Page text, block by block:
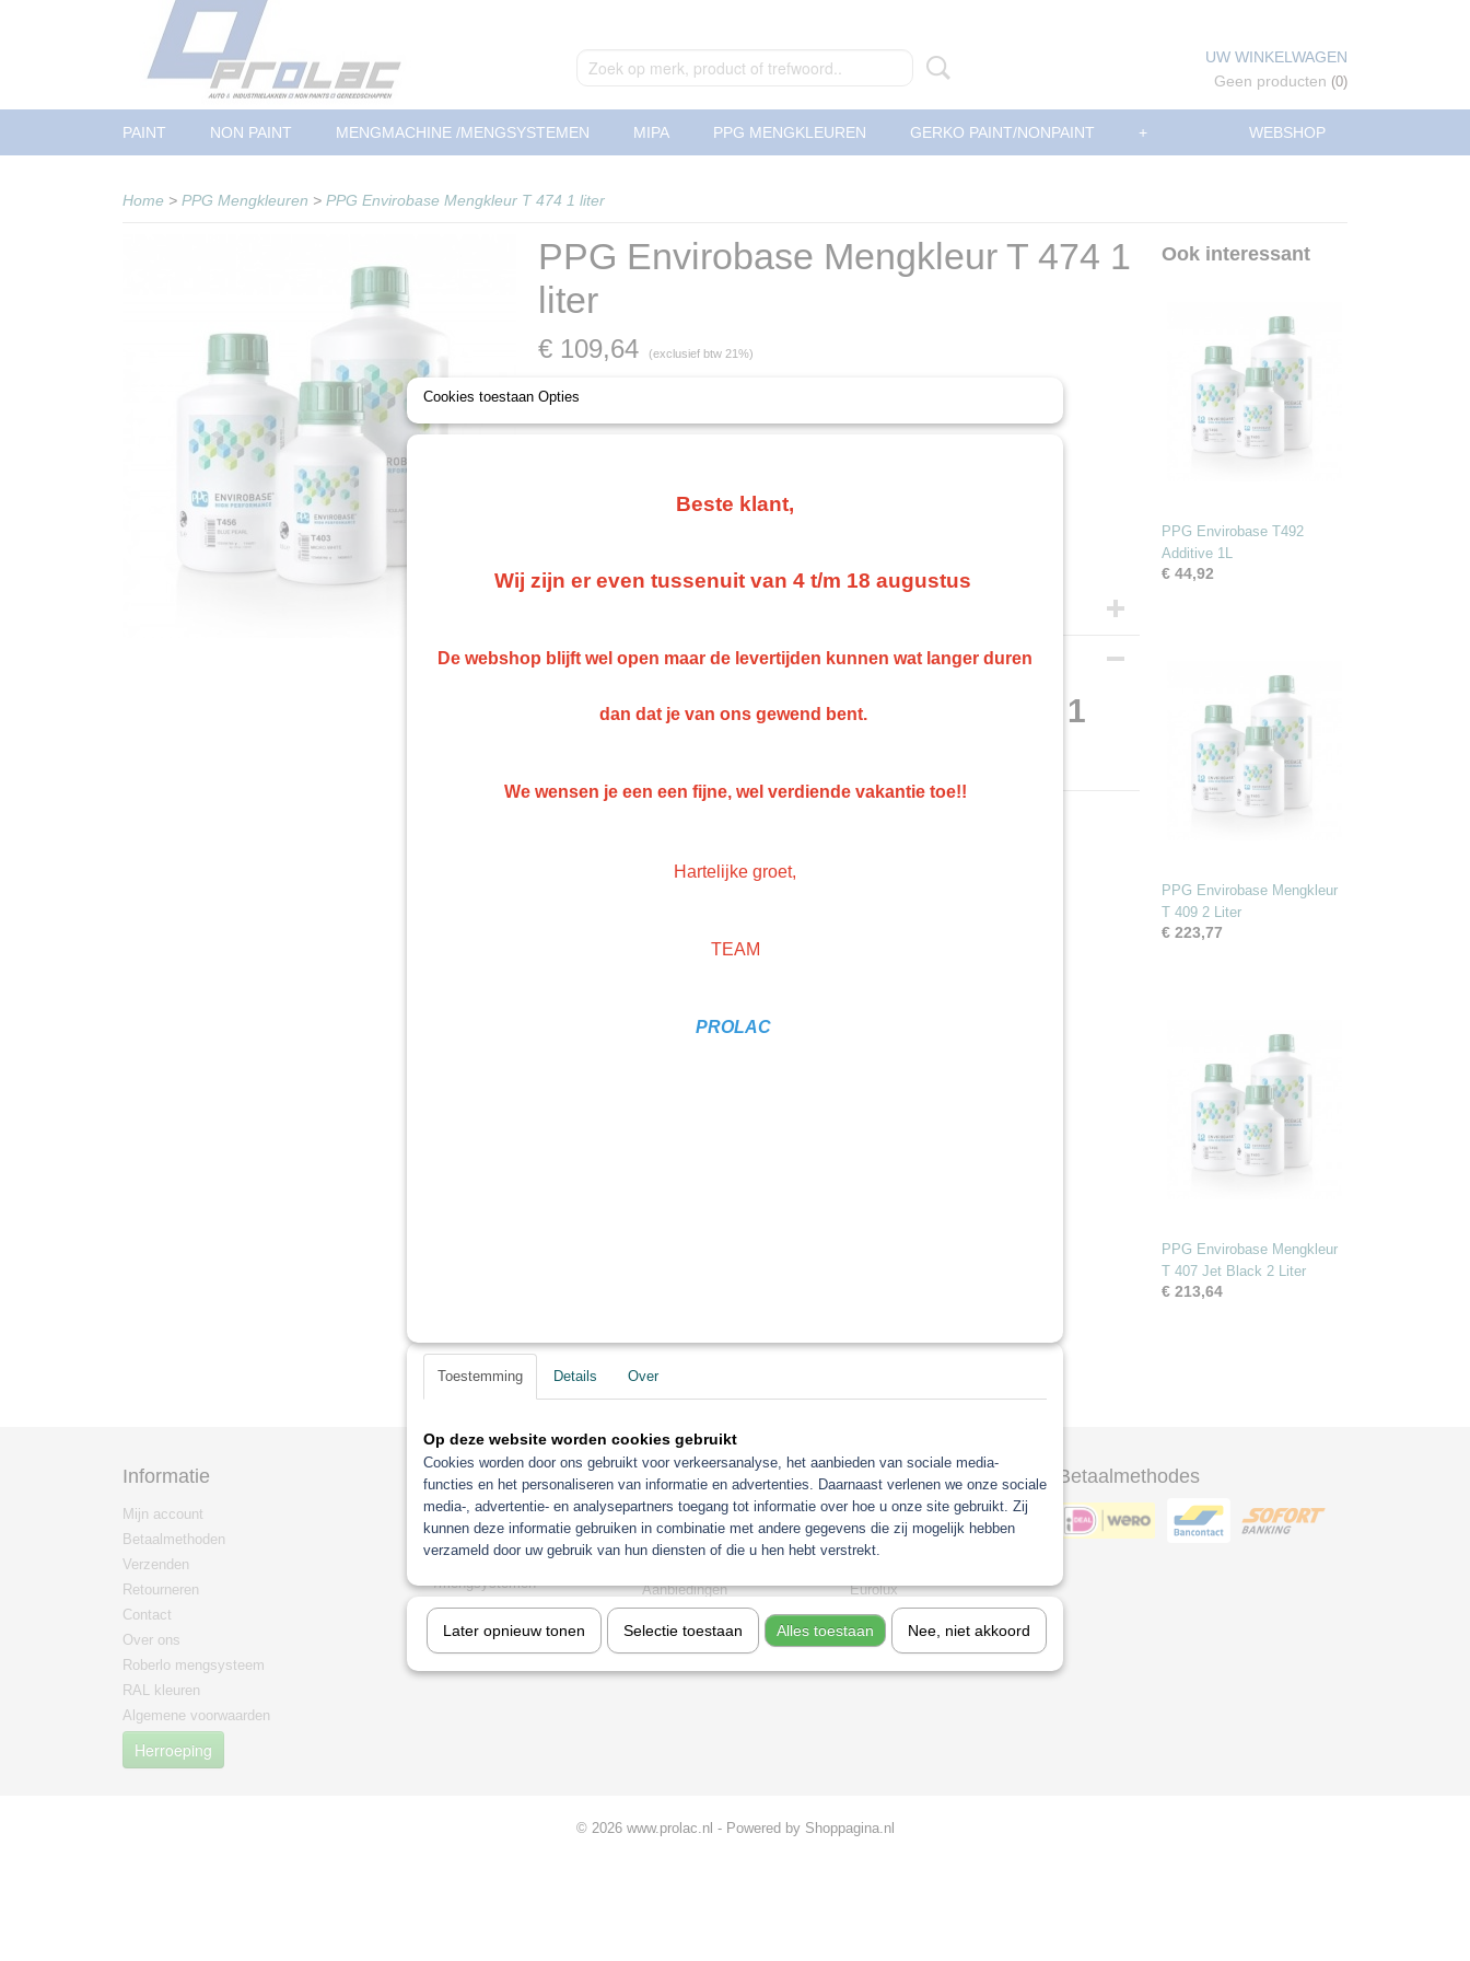
UW WINKELWAGEN
Geen producten (0)
WEBSHOP
PAINT NON PAINT MENGMACHINE /MENGSYSTEMEN MIPA PPG MENGKLEUREN GERKO PAINT/NONPAINT +
Home > PPG Mengkleuren > PPG Envirobase Mengkleur T 474 1 liter
PPG Envirobase Mengkleur T 474 1
liter
€ 109,64 (exclusief btw 21%)
Bruto gewicht
1,00 Kg
Omschrijving
PPG Envirobase Mengkleur T 474 1
Ook interessant
PPG Envirobase T492
Additive 1L
€ 44,92
PPG Envirobase Mengkleur
T 409 2 Liter
€ 223,77
PPG Envirobase Mengkleur
T 407 Jet Black 2 Liter
€ 213,64
Informatie
Mijn account
Betaalmethoden
Verzenden
Retourneren
Contact
Over ons
Roberlo mengsysteem
RAL kleuren
Algemene voorwaarden
Herroeping
Categorieën
Paint
/mengsystemen
mipa
PPG Mengkleuren
Gerko Paint/Nonpaint
Aanbiedingen
Koplamp Reparatie
Industrie
Sagola verfspuitpistool
Eurolux
Betaalmethodes
© 2026 www.prolac.nl - Powered by Shoppagina.nl
Cookies toestaan Opties
Beste klant,
Wij zijn er even tussenuit van 4 t/m 18 augustus
De webshop blijft wel open maar de levertijden kunnen wat langer duren
dan dat je van ons gewend bent.
We wensen je een een fijne, wel verdiende vakantie toe!!
Hartelijke groet,
TEAM
PROLAC
Toestemming Details Over
Op deze website worden cookies gebruikt
Cookies worden door ons gebruikt voor verkeersanalyse, het aanbieden van sociale media-
functies en het personaliseren van informatie en advertenties. Daarnaast verlenen we onze sociale
media-, advertentie- en analysepartners toegang tot informatie over hoe u onze site gebruikt. Zij
kunnen deze informatie gebruiken in combinatie met andere gegevens die zij mogelijk hebben
verzameld door uw gebruik van hun diensten of die u hen hebt verstrekt.
Later opnieuw tonen Selectie toestaan Alles toestaan Nee, niet akkoord